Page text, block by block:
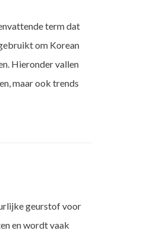
term dat
om Korean
Hieronder vallen
maar ook trends
geurstof voor
en wordt vaak